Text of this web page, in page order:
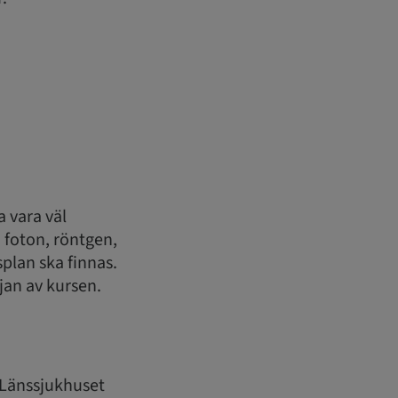
vara väl
foton, röntgen,
ska finnas.
av kursen.